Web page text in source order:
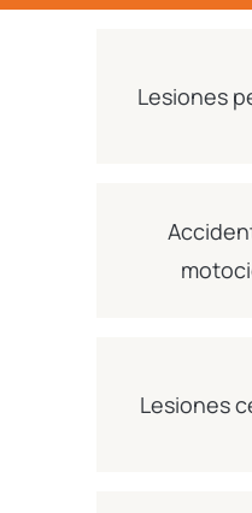
Lesiones
Lesiones